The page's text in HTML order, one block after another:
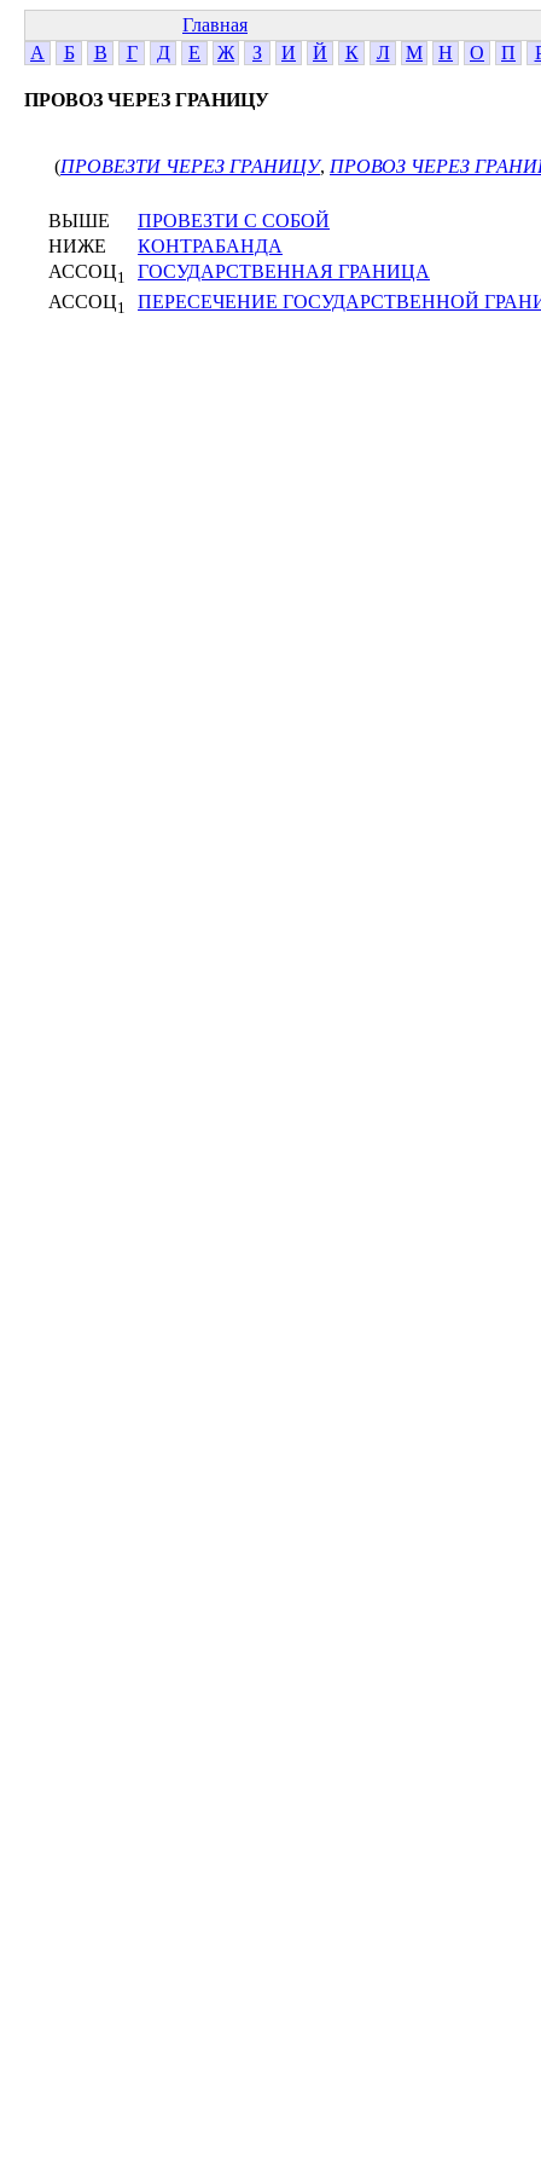
Главная
А
Б В Г Д Е Ж З И Й К Л М Н О П
ПРОВОЗ ЧЕРЕЗ ГРАНИЦУ
(ПРОВЕЗТИ ЧЕРЕЗ ГРАНИЦУ, ПРОВОЗ ЧЕРЕЗ
ВЫШЕ
ПРОВЕЗТИ С СОБОЙ
НИЖЕ
КОНТРАБАНДА
АССОЦ1
ГОСУДАРСТВЕННАЯ ГРАНИЦА
АССОЦ1 ПЕРЕСЕЧЕНИЕ ГОСУДАРСТВЕННОЙ